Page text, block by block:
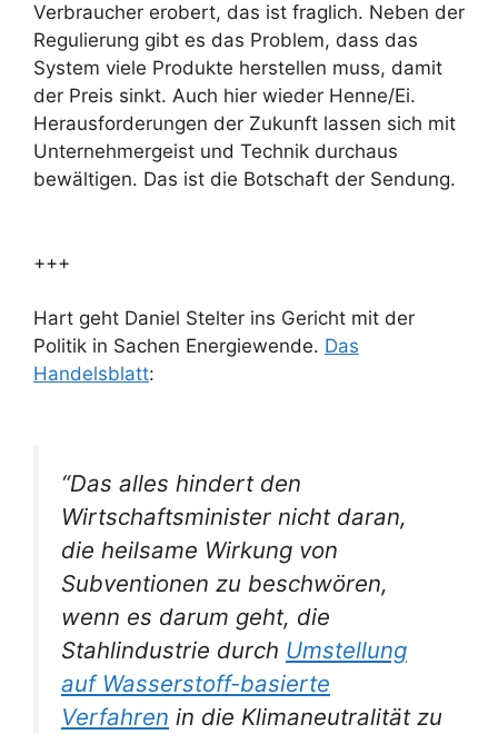
Verbraucher erobert, das ist fraglich. Neben der
Regulierung gibt es das Problem, dass das
System viele Produkte herstellen muss, damit
der Preis sinkt. Auch hier wieder Henne/Ei.
Herausforderungen der Zukunft lassen sich mit
Unternehmergeist und Technik durchaus
bewältigen. Das ist die Botschaft der Sendung.
+++
Hart geht Daniel Stelter ins Gericht mit der
Politik in Sachen Energiewende. Das
Handelsblatt:
“Das alles hindert den
Wirtschaftsminister nicht daran,
die heilsame Wirkung von
Subventionen zu beschwören,
wenn es darum geht, die
Stahlindustrie durch Umstellung
auf Wasserstoff-basierte
Verfahren in die Klimaneutralität zu